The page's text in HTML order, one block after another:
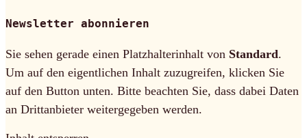
Newsletter abonnieren
Sie sehen gerade einen Platzhalterinhalt von Standard.
Um auf den eigentlichen Inhalt zuzugreifen, klicken Sie
auf den Button unten. Bitte beachten Sie, dass dabei Daten
an Drittanbieter weitergegeben werden.